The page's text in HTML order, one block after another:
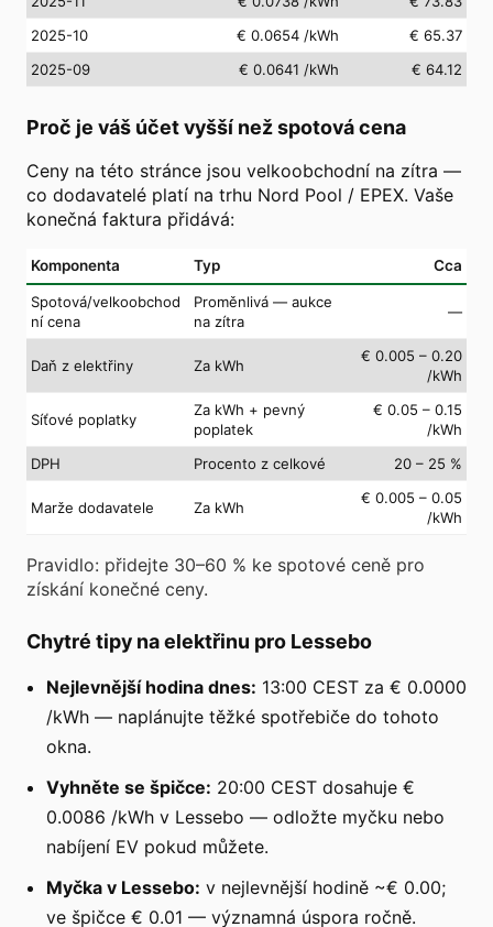
2025-10
€ 0.0654 /kWh
€ 65.37
2025-09
€ 0.0641 /kWh € 64.12
Proč je váš účet vyšší než spotová cena
Ceny na této stránce jsou velkoobchodní na zítra —
co dodavatelé platí na trhu Nord Pool / EPEX. Vaše
konečná faktura přidává:
Komponenta Typ Cca
Spotová/velkoobchod
ní cena
Proměnlivá — aukce
na zítra
—
Daň z elektřiny Za kWh
€ 0.005 – 0.20
/kWh
Síťové poplatky
Za kWh + pevný
poplatek
€ 0.05 – 0.15
/kWh
DPH
Procento z celkové 20 – 25 %
Marže dodavatele Za kWh
€ 0.005 – 0.05
/kWh
Pravidlo: přidejte 30–60 % ke spotové ceně pro
získání konečné ceny.
Chytré tipy na elektřinu pro Lessebo
Nejlevnější hodina dnes: 13:00 CEST za € 0.0000
/kWh — naplánujte těžké spotřebiče do tohoto
okna.
Vyhněte se špičce: 20:00 CEST dosahuje €
0.0086 /kWh v Lessebo — odložte myčku nebo
nabíjení EV pokud můžete.
Myčka v Lessebo: v nejlevnější hodině ~€ 0.00;
ve špičce € 0.01 — významná úspora ročně.